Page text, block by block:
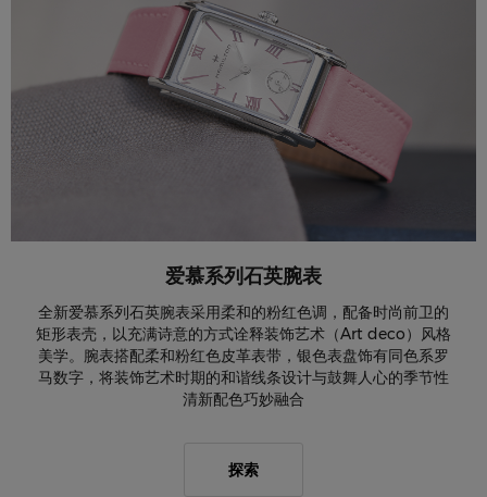
爱慕系列石英腕表
全新爱慕系列石英腕表采用柔和的粉红色调，配备时尚前卫的
矩形表壳，以充满诗意的方式诠释装饰艺术（Art deco）风格
美学。腕表搭配柔和粉红色皮革表带，银色表盘饰有同色系罗
马数字，将装饰艺术时期的和谐线条设计与鼓舞人心的季节性
清新配色巧妙融合
探索